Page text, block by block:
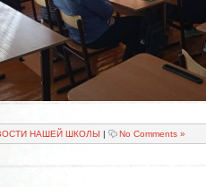
НАШЕЙ ШКОЛЫ | No Comments »